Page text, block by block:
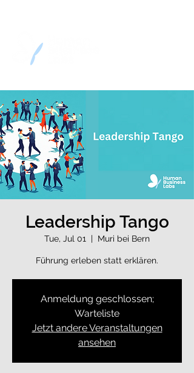
Leadership Tango
Tue, Jul 01
  |
Muri bei Bern
Führung erleben statt erklären.
Anmeldung geschlossen;
Warteliste
Jetzt andere Veranstaltungen
ansehen